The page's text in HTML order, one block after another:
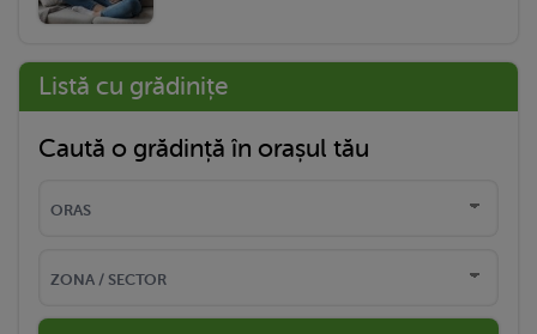
Listă cu grădinițe
Caută o grădință în orașul tău